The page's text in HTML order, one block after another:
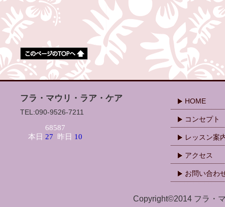
フラ・マウリ・ラア・ケア
TEL:090-9526-7211
HOME
コンセプト
レッスン案
アクセス
お問い合わ
Copyright©2014 フラ・